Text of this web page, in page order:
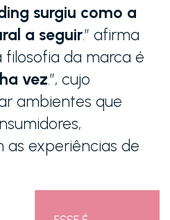
surgiu como a
a seguir.” afirma
filosofia da marca é
vez.”, cujo
ambientes que
as experiências de